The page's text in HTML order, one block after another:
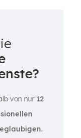
von nur 12